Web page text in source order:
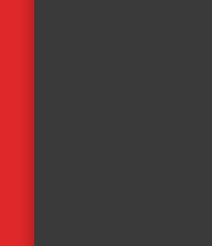
المواطن
الوثيق بين
وبعضها
مهامها
من القيادة